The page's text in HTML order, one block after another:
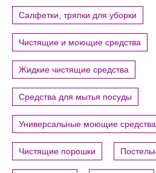
Салфетки, тряпки для уборки
Чистящие и моющие средства
Жидкие чистящие средства
Средства для мытья посуды
Универсальные моющие средства
Чистящие порошки